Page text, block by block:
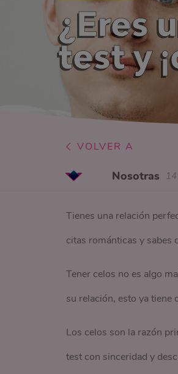
¿Eres
test y
VOLVER A
Nosotras
Tienes una relación
citas románticas y sabes
Tener celos no es algo
su relación, esto ya tiene
Los celos son la razón
test con sinceridad y